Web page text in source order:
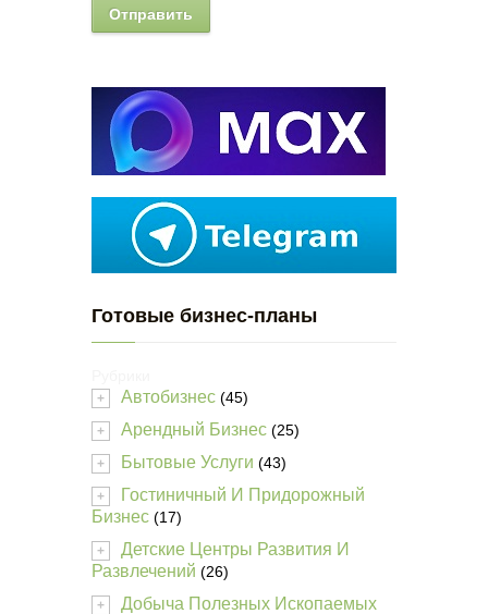
Готовые бизнес-планы
+ Автобизнес (45)
+ Арендный Бизнес (25)
+ Бытовые Услуги (43)
+
Гостиничный И Придорожный
Бизнес (17)
+
Детские Центры Развития И
Развлечений (26)
+ Добыча Полезных Ископаемых